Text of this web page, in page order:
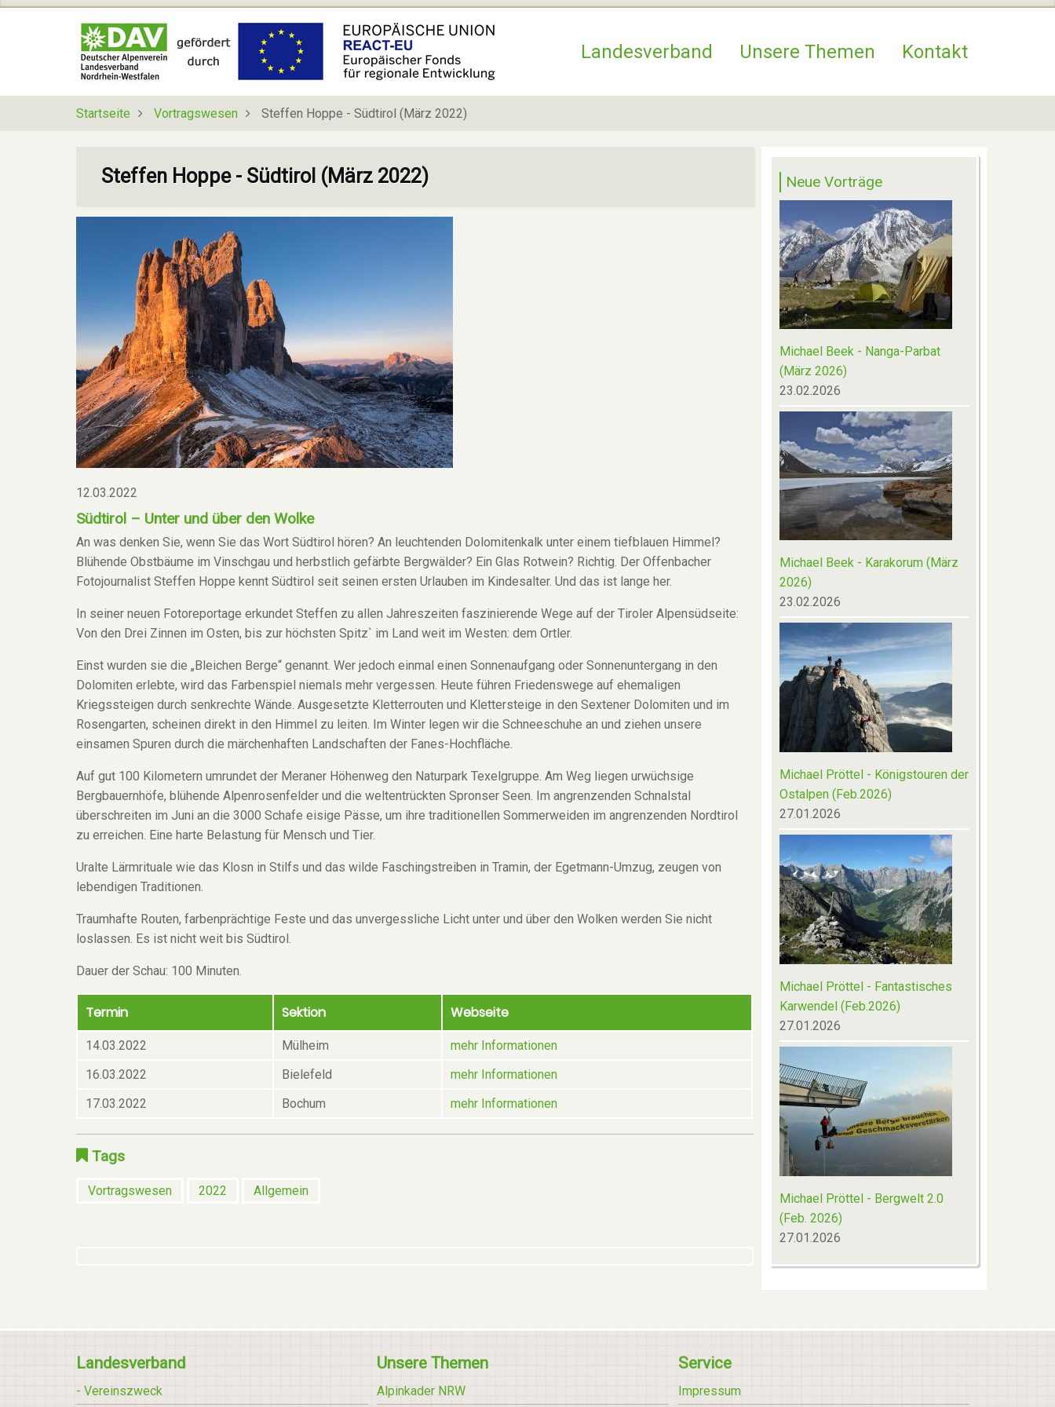
Direkt
Hauptnavigation
Landesverband Unsere Themen Kontakt
Startseite Vortragswesen Steffen Hoppe - Südtirol (März 2022)
Steffen Hoppe - Südtirol (März 2022)
12.03.2022
Südtirol – Unter und über den Wolke
An was denken Sie, wenn Sie das Wort Südtirol hören? An leuchtenden Dolomitenkalk unter einem tiefblauen Himmel?
Blühende Obstbäume im Vinschgau und herbstlich gefärbte Bergwälder? Ein Glas Rotwein? Richtig. Der Offenbacher
Fotojournalist Steffen Hoppe kennt Südtirol seit seinen ersten Urlauben im Kindesalter. Und das ist lange her.
In seiner neuen Fotoreportage erkundet Steffen zu allen Jahreszeiten faszinierende Wege auf der Tiroler Alpensüdseite:
Von den Drei Zinnen im Osten, bis zur höchsten Spitz` im Land weit im Westen: dem Ortler.
Einst wurden sie die „Bleichen Berge“ genannt. Wer jedoch einmal einen Sonnenaufgang oder Sonnenuntergang in den
Dolomiten erlebte, wird das Farbenspiel niemals mehr vergessen. Heute führen Friedenswege auf ehemaligen
Kriegssteigen durch senkrechte Wände. Ausgesetzte Kletterrouten und Klettersteige in den Sextener Dolomiten und im
Rosengarten, scheinen direkt in den Himmel zu leiten. Im Winter legen wir die Schneeschuhe an und ziehen unsere
einsamen Spuren durch die märchenhaften Landschaften der Fanes-Hochfläche.
Auf gut 100 Kilometern umrundet der Meraner Höhenweg den Naturpark Texelgruppe. Am Weg liegen urwüchsige
Bergbauernhöfe, blühende Alpenrosenfelder und die weltentrückten Spronser Seen. Im angrenzenden Schnalstal
überschreiten im Juni an die 3000 Schafe eisige Pässe, um ihre traditionellen Sommerweiden im angrenzenden Nordtirol
zu erreichen. Eine harte Belastung für Mensch und Tier.
Uralte Lärmrituale wie das Klosn in Stilfs und das wilde Faschingstreiben in Tramin, der Egetmann-Umzug, zeugen von
lebendigen Traditionen.
Traumhafte Routen, farbenprächtige Feste und das unvergessliche Licht unter und über den Wolken werden Sie nicht
loslassen. Es ist nicht weit bis Südtirol.
Dauer der Schau: 100 Minuten.
Termin Sektion Webseite
14.03.2022 Mülheim
mehr Informationen
16.03.2022
Bielefeld
mehr Informationen
17.03.2022
Bochum mehr Informationen
Tags
Vortragswesen 2022 Allgemein
Neue Vorträge
Michael Beek - Nanga-Parbat
(März 2026)
23.02.2026
Michael Beek - Karakorum (März
2026)
23.02.2026
Michael Pröttel - Königstouren der
Ostalpen (Feb.2026)
27.01.2026
Michael Pröttel - Fantastisches
Karwendel (Feb.2026)
27.01.2026
Michael Pröttel - Bergwelt 2.0
(Feb. 2026)
27.01.2026
Landesverband
- Vereinszweck
Unsere Themen
Alpinkader NRW
Service
Impressum